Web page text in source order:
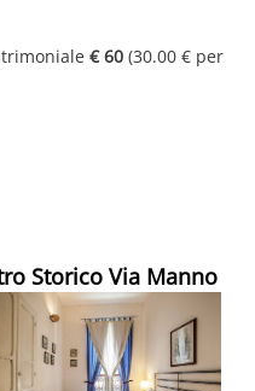
€ 60 (30.00 € per
Storico Via Manno